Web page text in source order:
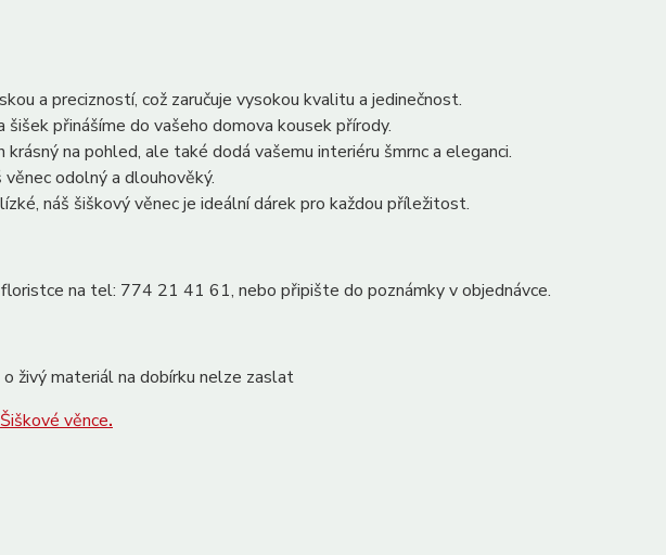
a precizností, což zaručuje vysokou kvalitu a jedinečnost.
přinášíme do vašeho domova kousek přírody.
na pohled, ale také dodá vašemu interiéru šmrnc a eleganci.
odolný a dlouhověký.
náš šiškový věnec je ideální dárek pro každou příležitost.
na tel: 774 21 41 61, nebo připište do poznámky v objednávce.
živý materiál na dobírku nelze zaslat
Šiškové věnce.